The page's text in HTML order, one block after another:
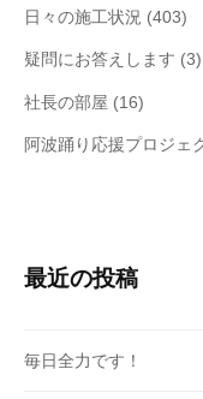
日々の施工状況 (403)
疑問にお答えします (3)
社長の部屋 (16)
阿波踊り応援プロジェ
最近の投稿
毎日全力です！